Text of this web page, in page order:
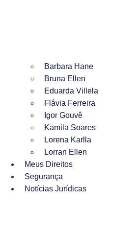
Barbara Hane
Bruna Ellen
Eduarda Villela
Flávia Ferreira
Igor Gouvê
Kamila Soares
Lorena Karlla
Lorran Ellen
Meus Direitos
Segurança
Notícias Jurídicas